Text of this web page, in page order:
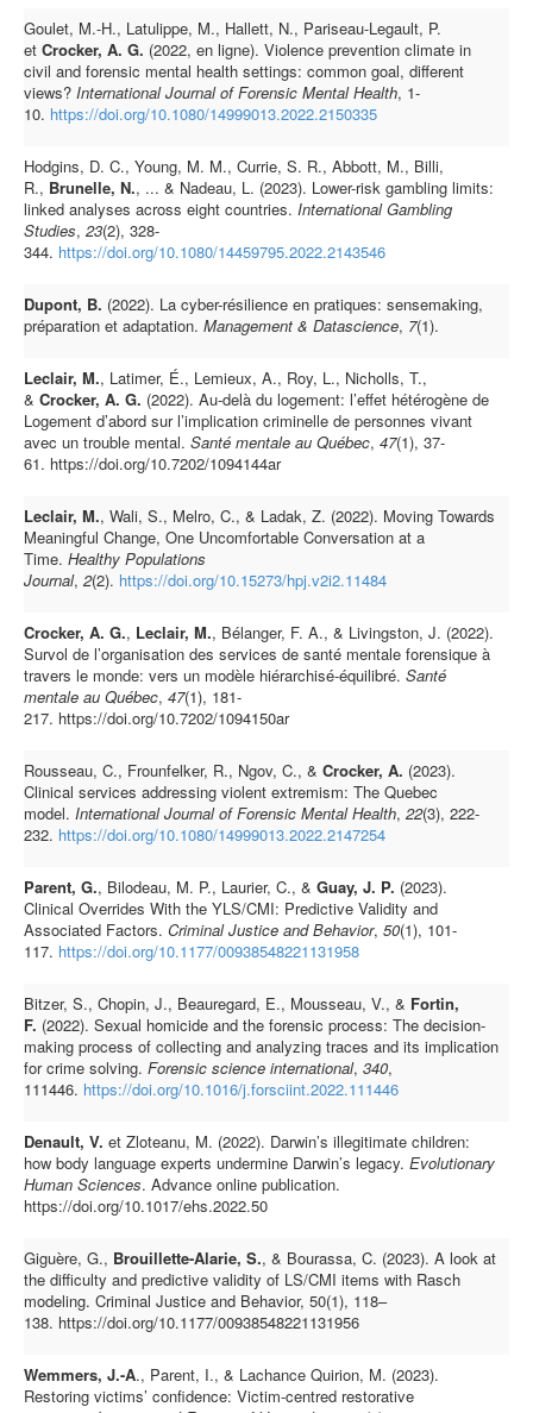
Goulet, M.-H., Latulippe, M., Hallett, N., Pariseau-Legault, P.
et Crocker, A. G. (2022, en ligne). Violence prevention climate in
civil and forensic mental health settings: common goal, different
views? International Journal of Forensic Mental Health, 1-
10. https://doi.org/10.1080/14999013.2022.2150335
Hodgins, D. C., Young, M. M., Currie, S. R., Abbott, M., Billi,
R., Brunelle, N., ... & Nadeau, L. (2023). Lower-risk gambling limits:
linked analyses across eight countries. International Gambling
Studies, 23(2), 328-
344. https://doi.org/10.1080/14459795.2022.2143546
Dupont, B. (2022). La cyber-résilience en pratiques: sensemaking,
préparation et adaptation. Management & Datascience, 7(1).
Leclair, M., Latimer, É., Lemieux, A., Roy, L., Nicholls, T.,
& Crocker, A. G. (2022). Au-delà du logement: l’effet hétérogène de
Logement d’abord sur l’implication criminelle de personnes vivant
avec un trouble mental. Santé mentale au Québec, 47(1), 37-
61. https://doi.org/10.7202/1094144ar
Leclair, M., Wali, S., Melro, C., & Ladak, Z. (2022). Moving Towards
Meaningful Change, One Uncomfortable Conversation at a
Time. Healthy Populations
Journal, 2(2). https://doi.org/10.15273/hpj.v2i2.11484
Crocker, A. G., Leclair, M., Bélanger, F. A., & Livingston, J. (2022).
Survol de l’organisation des services de santé mentale forensique à
travers le monde: vers un modèle hiérarchisé-équilibré. Santé
mentale au Québec, 47(1), 181-
217. https://doi.org/10.7202/1094150ar
Rousseau, C., Frounfelker, R., Ngov, C., & Crocker, A. (2023).
Clinical services addressing violent extremism: The Quebec
model. International Journal of Forensic Mental Health, 22(3), 222-
232. https://doi.org/10.1080/14999013.2022.2147254
Parent, G., Bilodeau, M. P., Laurier, C., & Guay, J. P. (2023).
Clinical Overrides With the YLS/CMI: Predictive Validity and
Associated Factors. Criminal Justice and Behavior, 50(1), 101-
117. https://doi.org/10.1177/00938548221131958
Bitzer, S., Chopin, J., Beauregard, E., Mousseau, V., & Fortin,
F. (2022). Sexual homicide and the forensic process: The decision-
making process of collecting and analyzing traces and its implication
for crime solving. Forensic science international, 340,
111446. https://doi.org/10.1016/j.forsciint.2022.111446
Denault, V. et Zloteanu, M. (2022). Darwin’s illegitimate children:
how body language experts undermine Darwin’s legacy. Evolutionary
Human Sciences. Advance online publication.
https://doi.org/10.1017/ehs.2022.50
Giguère, G., Brouillette-Alarie, S., & Bourassa, C. (2023). A look at
the difficulty and predictive validity of LS/CMI items with Rasch
modeling. Criminal Justice and Behavior, 50(1), 118–
138. https://doi.org/10.1177/00938548221131956
Wemmers, J.-A., Parent, I., & Lachance Quirion, M. (2023).
Restoring victims’ confidence: Victim-centred restorative